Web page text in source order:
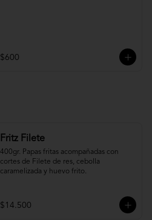
$600
Fritz Filete
400gr. Papas fritas acompañadas con
cortes de Filete de res, cebolla
caramelizada y huevo frito.
$14.500